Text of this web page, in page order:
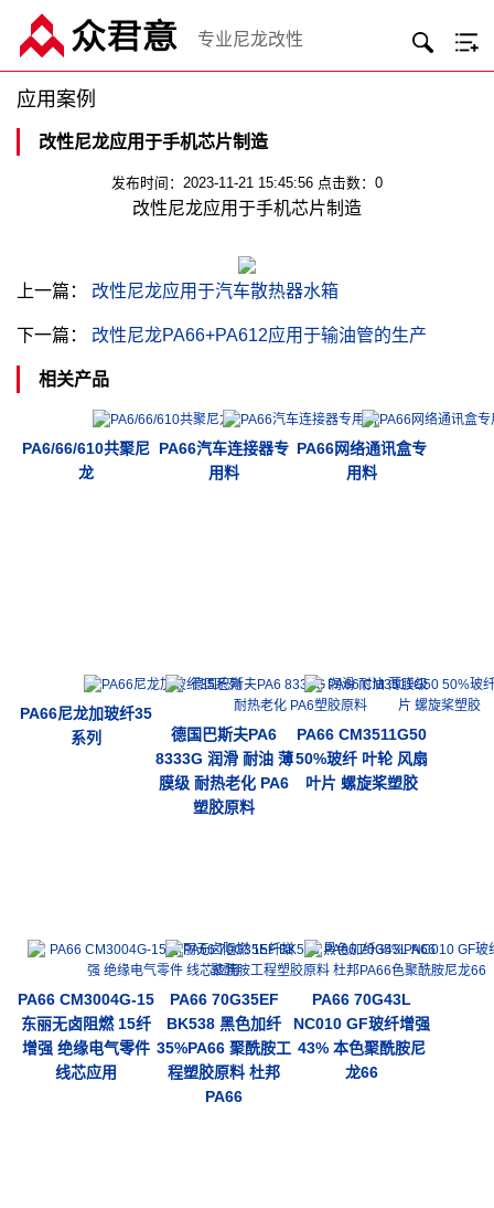
专业尼龙改性
应用案例
改性尼龙应用于手机芯片制造
发布时间：2023-11-21 15:45:56 点击数：0
改性尼龙应用于手机芯片制造
上一篇： 改性尼龙应用于汽车散热器水箱
下一篇： 改性尼龙PA66+PA612应用于输油管的生产
相关产品
PA6/66/610共聚尼
龙
PA66汽车连接器专
用料
PA66网络通讯盒专
用料
PA66尼龙加玻纤35
系列
德国巴斯夫PA6
8333G 润滑 耐油 薄
膜级 耐热老化 PA6
塑胶原料
PA66 CM3511G50
50%玻纤 叶轮 风扇
叶片 螺旋桨塑胶
PA66 CM3004G-15
东丽无卤阻燃 15纤
增强 绝缘电气零件
线芯应用
PA66 70G35EF
BK538 黑色加纤
35%PA66 聚酰胺工
程塑胶原料 杜邦
PA66
PA66 70G43L
NC010 GF玻纤增强
43% 本色聚酰胺尼
龙66